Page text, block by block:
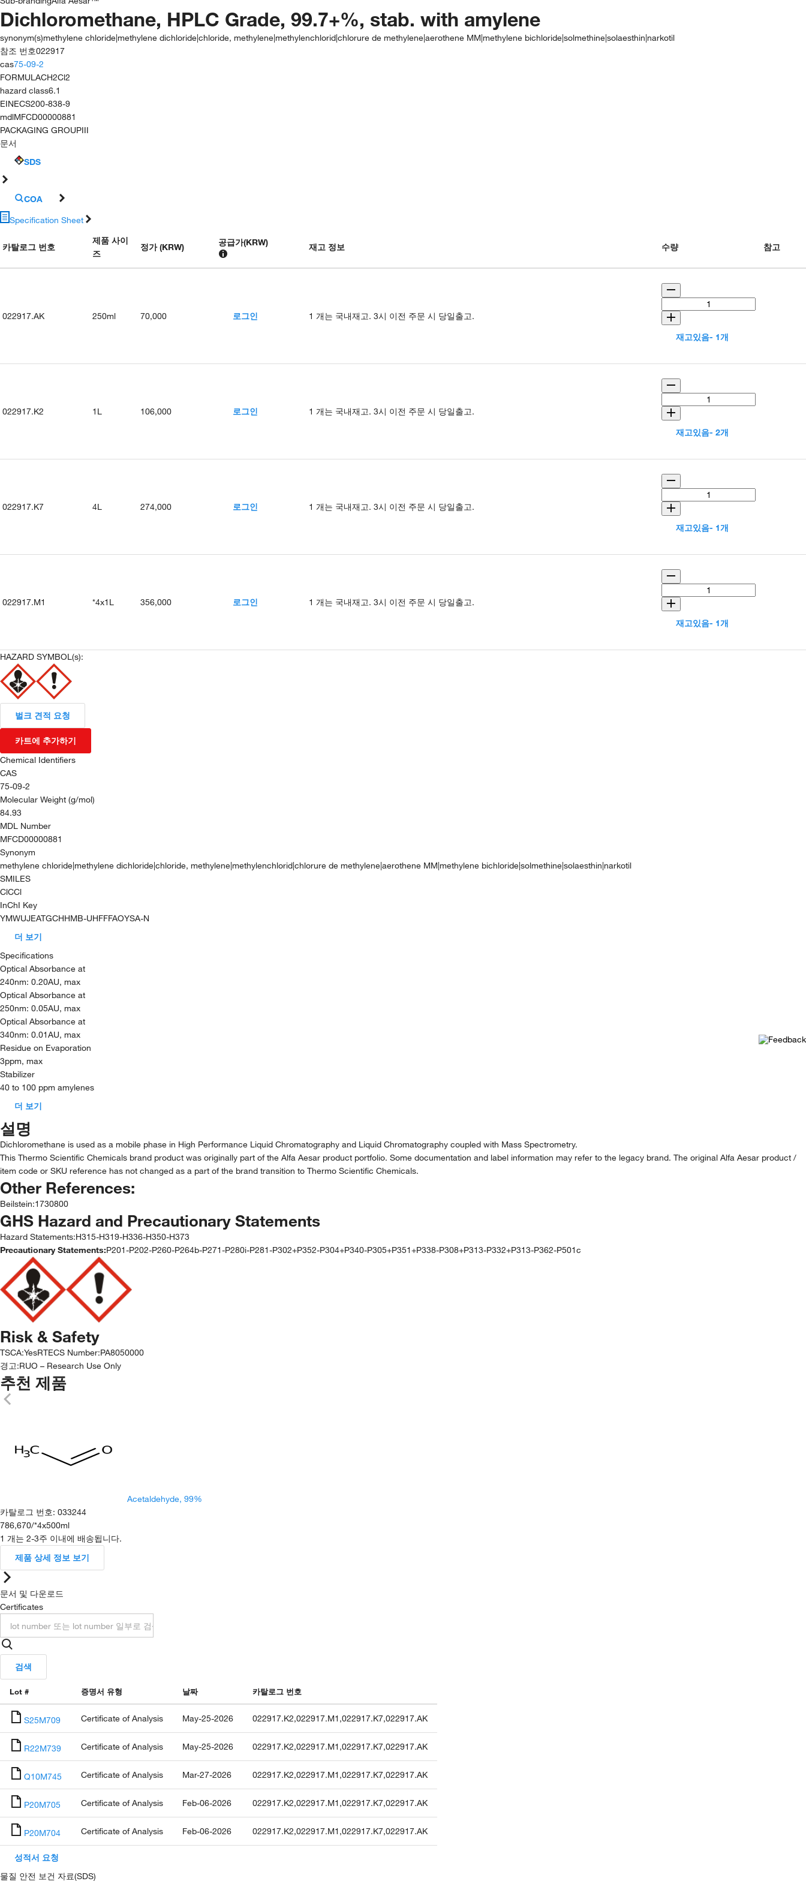
Dichloromethane, HPLC Grade, 99.7+%, stab. with amylene
synonym(s)methylene chloride|methylene dichloride|chloride, methylene|methylenchlorid|chlorure de methylene|aerothene MM|methylene bichloride|solmethine|solaesthin|narkotil
참조 번호022917
cas75-09-2
FORMULACH2Cl2
hazard class6.1
EINECS200-838-9
mdlMFCD00000881
PACKAGING GROUPIII
문서
SDS
COA
Specification Sheet
카탈로그 번호
제품 사이
즈
정가 (KRW) 공급가(KRW) 재고 정보 수량 참고
022917.AK 250ml 70,000 로그인 1 개는 국내재고. 3시 이전 주문 시 당일출고.
재고있음- 1개
022917.K2 1L 106,000 로그인 1 개는 국내재고. 3시 이전 주문 시 당일출고.
재고있음- 2개
022917.K7 4L 274,000 로그인 1 개는 국내재고. 3시 이전 주문 시 당일출고.
재고있음- 1개
022917.M1 *4x1L 356,000 로그인 1 개는 국내재고. 3시 이전 주문 시 당일출고.
재고있음- 1개
HAZARD SYMBOL(s):
벌크 견적 요청
카트에 추가하기
Chemical Identifiers
CAS
75-09-2
Molecular Weight (g/mol)
84.93
MDL Number
MFCD00000881
Synonym
methylene chloride|methylene dichloride|chloride, methylene|methylenchlorid|chlorure de methylene|aerothene MM|methylene bichloride|solmethine|solaesthin|narkotil
SMILES
ClCCl
InChI Key
YMWUJEATGCHHMB-UHFFFAOYSA-N
더 보기
Specifications
Optical Absorbance at
240nm: 0.20AU, max
Optical Absorbance at
250nm: 0.05AU, max
Optical Absorbance at
340nm: 0.01AU, max
Residue on Evaporation
3ppm, max
Stabilizer
40 to 100 ppm amylenes
더 보기
설명
Dichloromethane is used as a mobile phase in High Performance Liquid Chromatography and Liquid Chromatography coupled with Mass Spectrometry.
This Thermo Scientific Chemicals brand product was originally part of the Alfa Aesar product portfolio. Some documentation and label information may refer to the legacy brand. The original Alfa Aesar product /
item code or SKU reference has not changed as a part of the brand transition to Thermo Scientific Chemicals.
Other References:
Beilstein:1730800
GHS Hazard and Precautionary Statements
Hazard Statements:H315-H319-H336-H350-H373
Precautionary Statements:P201-P202-P260-P264b-P271-P280i-P281-P302+P352-P304+P340-P305+P351+P338-P308+P313-P332+P313-P362-P501c
Risk & Safety
TSCA:YesRTECS Number:PA8050000
경고:RUO – Research Use Only
추천 제품
Acetaldehyde, 99%
카탈로그 번호: 033244
786,670/*4x500ml
1 개는 2-3주 이내에 배송됩니다.
제품 상세 정보 보기
문서 및 다운로드
Certificates
검색
Lot # 증명서 유형 날짜 카탈로그 번호
S25M709 Certificate of Analysis May-25-2026 022917.K2,022917.M1 ,022917.K7,022917.AK
R22M739 Certificate of Analysis May-25-2026 022917.K2,022917.M1 ,022917.K7,022917.AK
Q10M745 Certificate of Analysis Mar-27-2026 022917.K2,022917.M1 ,022917.K7,022917.AK
P20M705 Certificate of Analysis Feb-06-2026 022917.K2,022917.M1 ,022917.K7,022917.AK
P20M704 Certificate of Analysis Feb-06-2026 022917.K2,022917.M1 ,022917.K7,022917.AK
성적서 요청
물질 안전 보건 자료(SDS)